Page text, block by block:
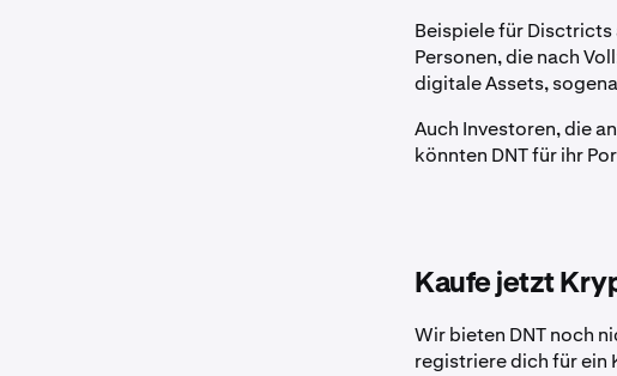
Beispiele für
Personen, die nach
digitale Assets,
Auch Investoren, die
könnten DNT für ihr
Kaufe jetzt
Wir bieten DNT noch
registriere dich für ein